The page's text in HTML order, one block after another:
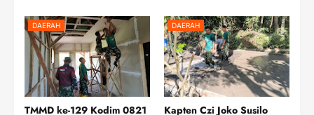
DAERAH
TMMD ke-129 Kodim 0821
DAERAH
Kapten Czi Joko Susilo